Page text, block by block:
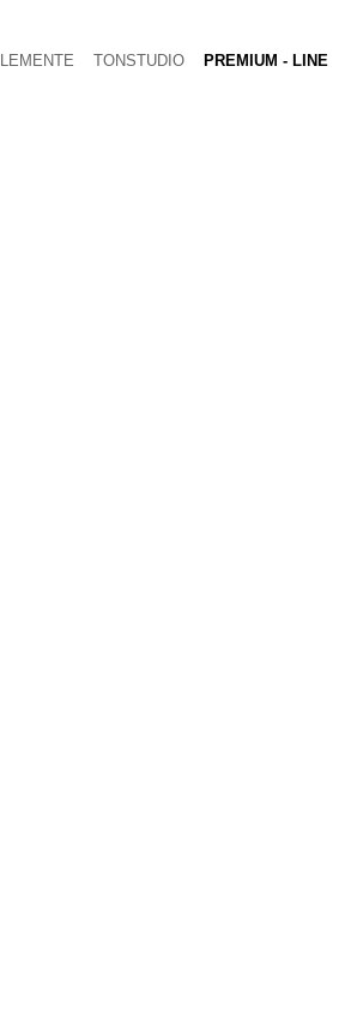
TONSTUDIO PREMIUM - LINE